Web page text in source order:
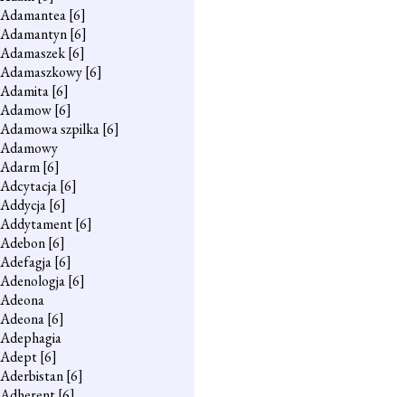
Adamantea[6]
Adamantyn[6]
Adamaszek[6]
Adamaszkowy[6]
Adamita[6]
Adamow[6]
Adamowa szpilka[6]
Adamowy
Adarm[6]
Adcytacja[6]
Addycja[6]
Addytament[6]
Adebon[6]
Adefagja[6]
Adenologja[6]
Adeona
Adeona[6]
Adephagia
Adept[6]
Aderbistan[6]